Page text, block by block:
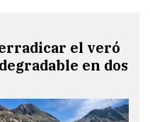
el veró
en dos